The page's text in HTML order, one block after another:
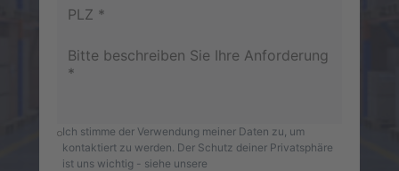
Ich stimme der Verwendung meiner Daten zu, um
kontaktiert zu werden. Der Schutz deiner Privatsphäre
ist uns wichtig - siehe unsere